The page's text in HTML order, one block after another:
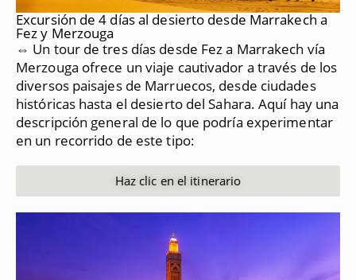
Excursión de 4 días al desierto desde Marrakech a
Fez y Merzouga
⇔ Un tour de tres días desde Fez a Marrakech vía
Merzouga ofrece un viaje cautivador a través de los
diversos paisajes de Marruecos, desde ciudades
históricas hasta el desierto del Sahara. Aquí hay una
descripción general de lo que podría experimentar
en un recorrido de este tipo:
Haz clic en el itinerario